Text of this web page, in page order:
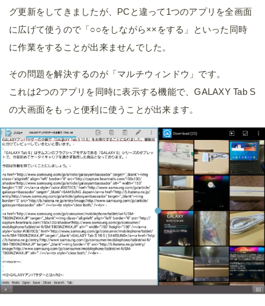
グ更新をしてきましたが、PCと違って1つのアプリを全画面
に広げて使うので「○○をしながら××をする」といった同時
に作業をすることが出来ませんでした。
その問題を解決するのが「マルチウィンドウ」です。
これは2つのアプリを同時に表示する機能で、GALAXY Tab S
の大画面をもっと便利に使うことが出来ます。